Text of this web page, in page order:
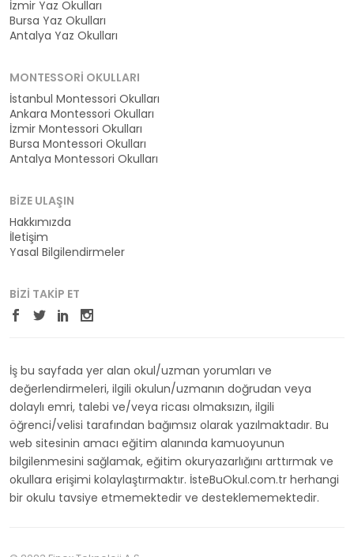
İzmir Yaz Okulları
Bursa Yaz Okulları
Antalya Yaz Okulları
MONTESSORI OKULLARI
İstanbul Montessori Okulları
Ankara Montessori Okulları
İzmir Montessori Okulları
Bursa Montessori Okulları
Antalya Montessori Okulları
BIZE ULAŞIN
Hakkımızda
İletişim
Yasal Bilgilendirmeler
BIZI TAKIP ET
İş bu sayfada yer alan okul/uzman yorumları ve
değerlendirmeleri, ilgili okulun/uzmanın doğrudan veya
dolaylı emri, talebi ve/veya ricası olmaksızın, ilgili
öğrenci/velisi tarafından bağımsız olarak yazılmaktadır. Bu
web sitesinin amacı eğitim alanında kamuoyunun
bilgilenmesini sağlamak, eğitim okuryazarlığını arttırmak ve
okullara erişimi kolaylaştırmaktır. İsteBuOkul.com.tr herhangi
bir okulu tavsiye etmemektedir ve desteklememektedir.